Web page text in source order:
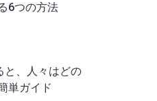
6つの方法
と、人々はどの
単ガイド